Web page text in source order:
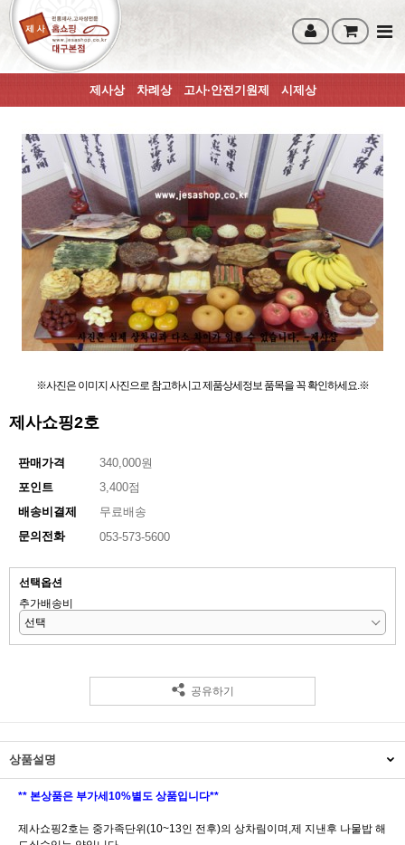
제사상 차례상 고사·안전기원제 시제상
※사진은 이미지 사진으로 참고하시고 제품상세정보 품목을 꼭 확인하세요.※
제사쇼핑2호
판매가격
340,000원
포인트
3,400점
배송비결제
무료배송
문의전화
053-573-5600
선택옵션
추가배송비
공유하기
상품설명
** 본상품은 부가세10%별도 상품입니다**
제사쇼핑2호는 중가족단위(10~13인 전후)의 상차림이며,제 지낸후 나물밥 해